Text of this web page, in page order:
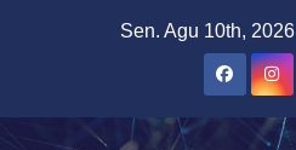
Sen. Agu 10th, 2026